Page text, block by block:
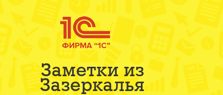
Заметки из
Зазеркалья